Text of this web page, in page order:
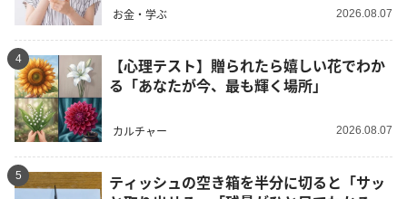
お金・学ぶ 2026.08.07
4
【心理テスト】贈られたら嬉しい花でわか
る「あなたが今、最も輝く場所」
カルチャー 2026.08.07
5
ティッシュの空き箱を半分に切ると「サッ